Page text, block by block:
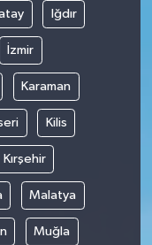
Iğdır
İzmir
Karaman
Kilis
Kırşehir
Malatya
Muğla